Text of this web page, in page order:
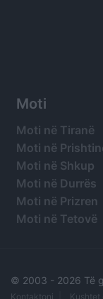
Moti
Moti në Tiranë
Moti në
Moti në Shkup
Moti në Durrës
Moti në Prizren
Moti në Tetovë
© 2003 - 2026 Të
Kontaktoni Kushtet